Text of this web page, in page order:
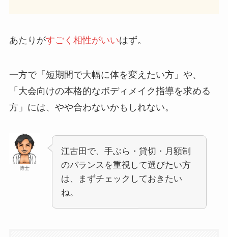
あたりがすごく相性がいいはず。
一方で「短期間で大幅に体を変えたい方」や、
「大会向けの本格的なボディメイク指導を求める
方」には、やや合わないかもしれない。
博士
江古田で、手ぶら・貸切・月額制
のバランスを重視して選びたい方
は、まずチェックしておきたい
ね。